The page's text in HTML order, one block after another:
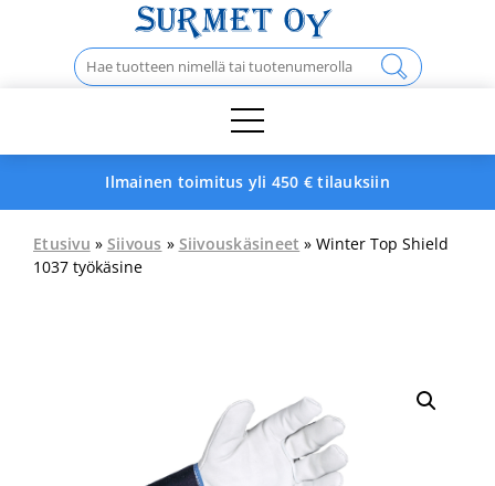
Haku:
Ilmainen toimitus yli 450 € tilauksiin
Etusivu » Siivous » Siivouskäsineet » Winter Top Shield
1037 työkäsine